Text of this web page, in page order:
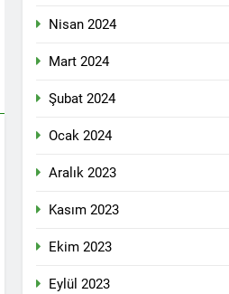
Bugün 8 Mart Dünya
Geleceğinde
Nisan 2024
Mart 2024
Şubat 2024
Ocak 2024
Aralık 2023
Kasım 2023
Ekim 2023
Eylül 2023